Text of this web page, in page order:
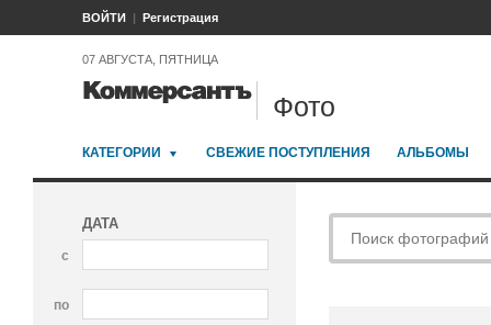
ВОЙТИ Регистрация
07 АВГУСТА, ПЯТНИЦА
Фото
КАТЕГОРИИ СВЕЖИЕ ПОСТУПЛЕНИЯ АЛЬБОМЫ
ДАТА
с
по